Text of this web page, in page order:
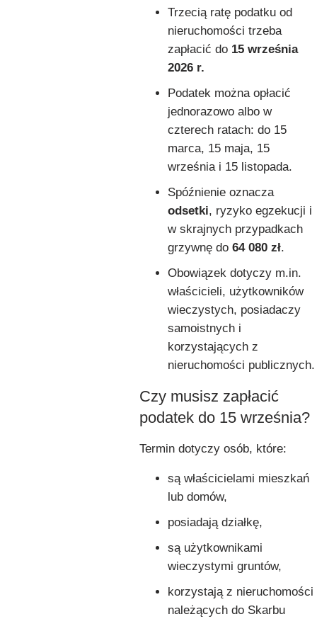
Trzecią ratę podatku od
nieruchomości trzeba
zapłacić do 15 września
2026 r.
Podatek można opłacić
jednorazowo albo w
czterech ratach: do 15
marca, 15 maja, 15
września i 15 listopada.
Spóźnienie oznacza
odsetki, ryzyko egzekucji i
w skrajnych przypadkach
grzywnę do 64 080 zł.
Obowiązek dotyczy m.in.
właścicieli, użytkowników
wieczystych, posiadaczy
samoistnych i
korzystających z
nieruchomości publicznych.
Czy musisz zapłacić
podatek do 15 września?
Termin dotyczy osób, które:
są właścicielami mieszkań
lub domów,
posiadają działkę,
są użytkownikami
wieczystymi gruntów,
korzystają z nieruchomości
należących do Skarbu